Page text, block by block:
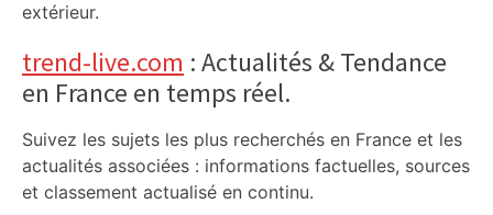
extérieur.
trend-live.com : Actualités & Tendance
en France en temps réel.
Suivez les sujets les plus recherchés en France et les
actualités associées : informations factuelles, sources
et classement actualisé en continu.